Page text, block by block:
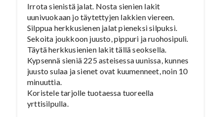
Irrota sienistä jalat. Nosta sienien lakit
uunivuokaan jo täytettyjen lakkien viereen.
Silppua herkkusienen jalat pieneksi silpuksi.
Sekoita joukkoon juusto, pippuri ja ruohosipuli.
Täytä herkkusienien lakit tällä seoksella.
Kypsennä sieniä 225 asteisessa uunissa, kunnes
juusto sulaa ja sienet ovat kuumenneet, noin 10
minuuttia.
Koristele tarjolle tuotaessa tuoreella
yrttisilpulla.